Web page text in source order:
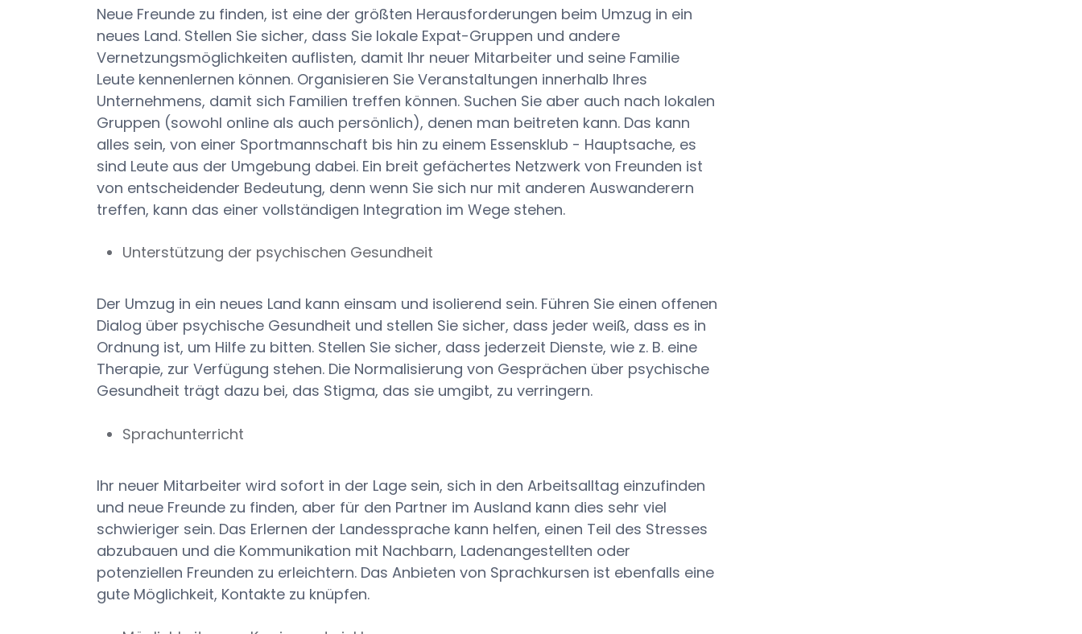
Neue Freunde zu finden, ist eine der größten Herausforderungen beim Umzug in ein
neues Land. Stellen Sie sicher, dass Sie lokale Expat-Gruppen und andere
Vernetzungsmöglichkeiten auflisten, damit Ihr neuer Mitarbeiter und seine Familie
Leute kennenlernen können. Organisieren Sie Veranstaltungen innerhalb Ihres
Unternehmens, damit sich Familien treffen können. Suchen Sie aber auch nach lokalen
Gruppen (sowohl online als auch persönlich), denen man beitreten kann. Das kann
alles sein, von einer Sportmannschaft bis hin zu einem Essensklub - Hauptsache, es
sind Leute aus der Umgebung dabei. Ein breit gefächertes Netzwerk von Freunden ist
von entscheidender Bedeutung, denn wenn Sie sich nur mit anderen Auswanderern
treffen, kann das einer vollständigen Integration im Wege stehen.
Unterstützung der psychischen Gesundheit
Der Umzug in ein neues Land kann einsam und isolierend sein. Führen Sie einen offenen
Dialog über psychische Gesundheit und stellen Sie sicher, dass jeder weiß, dass es in
Ordnung ist, um Hilfe zu bitten. Stellen Sie sicher, dass jederzeit Dienste, wie z. B. eine
Therapie, zur Verfügung stehen. Die Normalisierung von Gesprächen über psychische
Gesundheit trägt dazu bei, das Stigma, das sie umgibt, zu verringern.
Sprachunterricht
Ihr neuer Mitarbeiter wird sofort in der Lage sein, sich in den Arbeitsalltag einzufinden
und neue Freunde zu finden, aber für den Partner im Ausland kann dies sehr viel
schwieriger sein. Das Erlernen der Landessprache kann helfen, einen Teil des Stresses
abzubauen und die Kommunikation mit Nachbarn, Ladenangestellten oder
potenziellen Freunden zu erleichtern. Das Anbieten von Sprachkursen ist ebenfalls eine
gute Möglichkeit, Kontakte zu knüpfen.